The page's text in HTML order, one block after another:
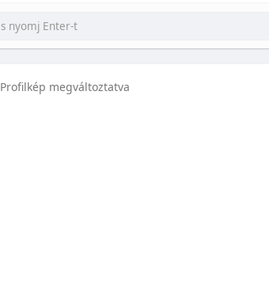
Profilkép megváltoztatva